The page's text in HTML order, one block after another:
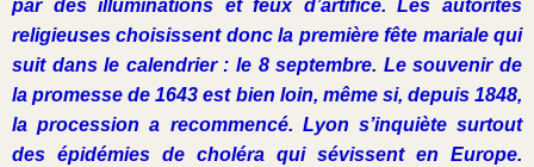
par des illuminations et feux d’artifice. Les autorités
religieuses choisissent donc la première fête mariale qui
suit dans le calendrier : le 8 septembre. Le souvenir de
la promesse de 1643 est bien loin, même si, depuis 1848,
la procession a recommencé. Lyon s’inquiète surtout
des épidémies de choléra qui sévissent en Europe.